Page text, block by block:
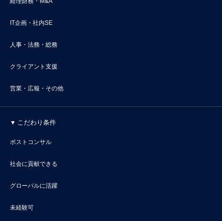
IT企画・社内SE
人事・法務・総務
クライアント支援
営業・広報・その他
こだわり条件
ポストコンサル
社会に貢献できる
グローバルに活躍
未経験可